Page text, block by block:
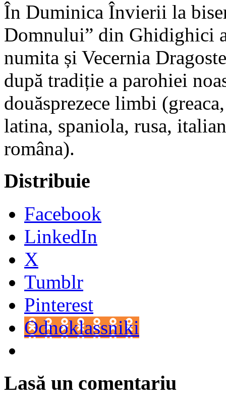
În Duminica Învierii la
Domnului” din Ghidighici
numita și Vecernia
după tradiție a parohiei
douăsprezece limbi
latina, spaniola, rusa,
româna).
Distribuie
Facebook
LinkedIn
X
Tumblr
Pinterest
Odnoklassniki
Lasă un comentariu